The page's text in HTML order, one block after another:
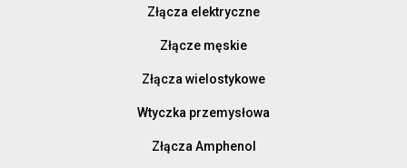
Złącza elektryczne
Złącze męskie
Złącza wielostykowe
Wtyczka przemysłowa
Złącza Amphenol